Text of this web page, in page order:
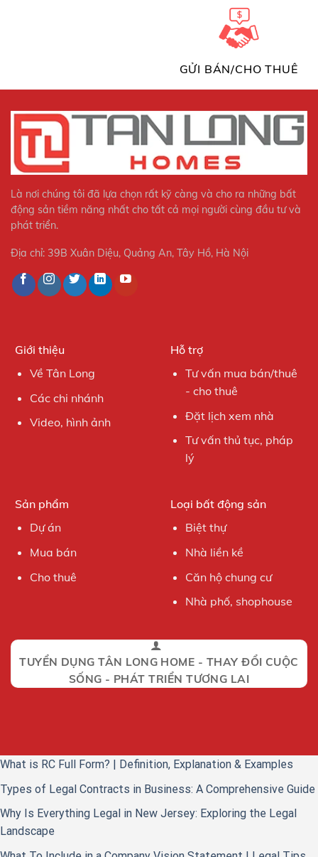
GỬI BÁN/CHO THUÊ
Là nơi chúng tôi đã lựa chọn rất kỹ càng và cho ra những bất
động sản tiềm năng nhất cho tất cả mọi người cùng đầu tư và
phát triển.
Địa chỉ: 39B Xuân Diệu, Quảng An, Tây Hồ, Hà Nội
Giới thiệu
Về Tân Long
Các chi nhánh
Video, hình ảnh
Hỗ trợ
Tư vấn mua bán/thuê
- cho thuê
Đặt lịch xem nhà
Tư vấn thủ tục, pháp
lý
Sản phẩm
Dự án
Mua bán
Cho thuê
Loại bất động sản
Biệt thự
Nhà liền kề
Căn hộ chung cư
Nhà phố, shophouse
TUYỂN DỤNG TÂN LONG HOME - THAY ĐỔI CUỘC
SỐNG - PHÁT TRIỂN TƯƠNG LAI
What is RC Full Form? | Definition, Explanation & Examples
Types of Legal Contracts in Business: A Comprehensive Guide
Why Is Everything Legal in New Jersey: Exploring the Legal
Landscape